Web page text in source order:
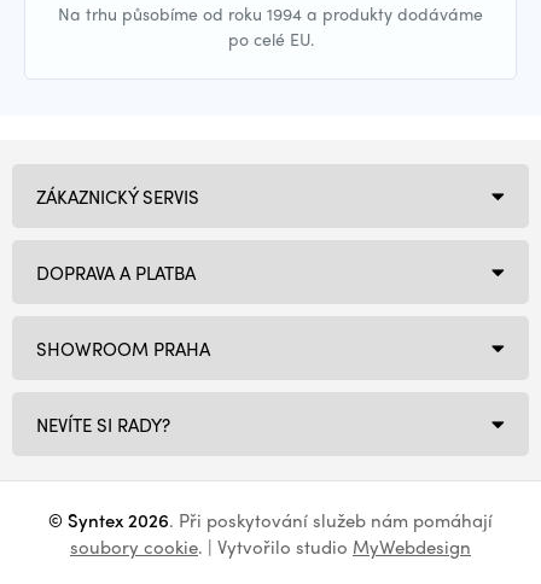
Na trhu působíme od roku 1994 a produkty dodáváme
po celé EU.
SHOWROOM PRAHA
NEVÍTE SI RADY?
ZÁKAZNICKÝ SERVIS
DOPRAVA A PLATBA
© Syntex 2026. Při poskytování služeb nám pomáhají
soubory cookie. | Vytvořilo studio MyWebdesign